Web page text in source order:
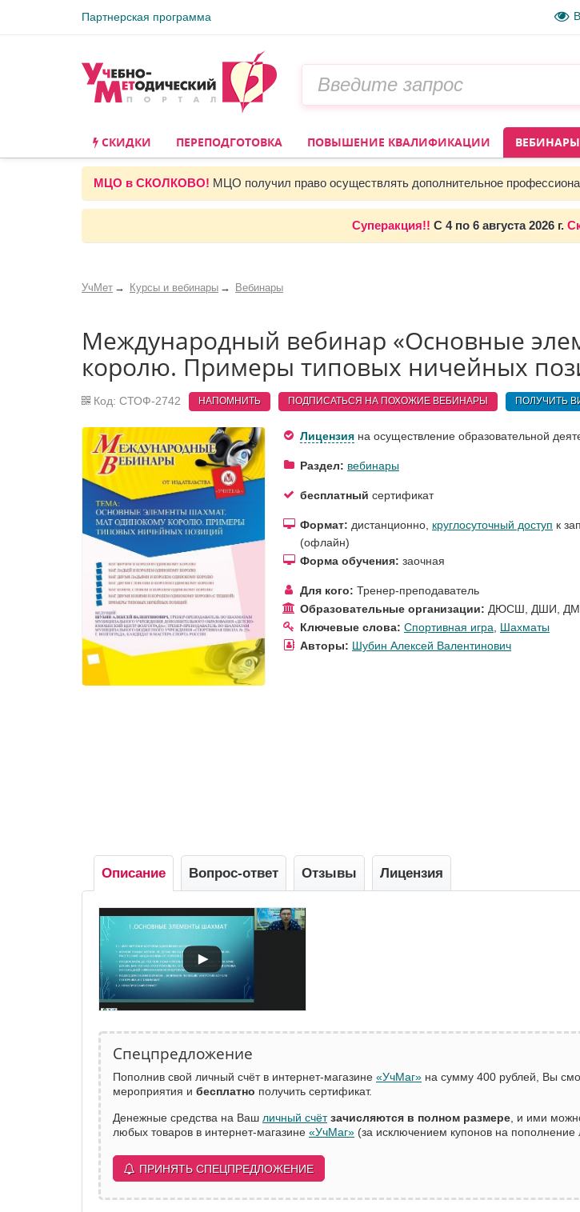
Партнерская программа
СКИДКИ ПЕРЕПОДГОТОВКА ПОВЫШЕНИЕ КВАЛИФИКАЦИИ ВЕБИНАРЫ
МЦО в СКОЛКОВО! МЦО получил право осуществлять дополнительное
Суперакция!! С4 по 6 августа 2026 г.
УчМет Курсы и вебинары Вебинары
Международный вебинар «Основные
королю. Примеры типовых ничейных
Код: СТОФ-2742 НАПОМНИТЬ ПОДПИСАТЬСЯ НА ПОХОЖИЕВЕБИНАРЫ ПОЛУЧИТЬ
Лицензия на осуществление образовательной
Раздел: вебинары
бесплатный сертификат
Формат: дистанционно, круглосуточный доступ к
(офлайн)
Форма обучения: заочная
Для кого: Тренер-преподаватель
Образовательные организации: ДЮСШ, ДШИ,
Ключевые слова: Спортивная игра, Шахматы
Авторы: Шубин Алексей Валентинович
Описание Вопрос-ответ Отзывы Лицензия
Спецпредложение
Пополнив свой личный счёт в интернет-магазине «УчМаг» на сумму 400 рублей, Вы
мероприятия и бесплатно получить сертификат.
Денежные средства на Ваш личный счёт зачисляются в полном размере, и ими
любых товаров в интернет-магазине «УчМаг» (за исключением купонов на пополнение
ПРИНЯТЬ СПЕЦПРЕДЛОЖЕНИЕ